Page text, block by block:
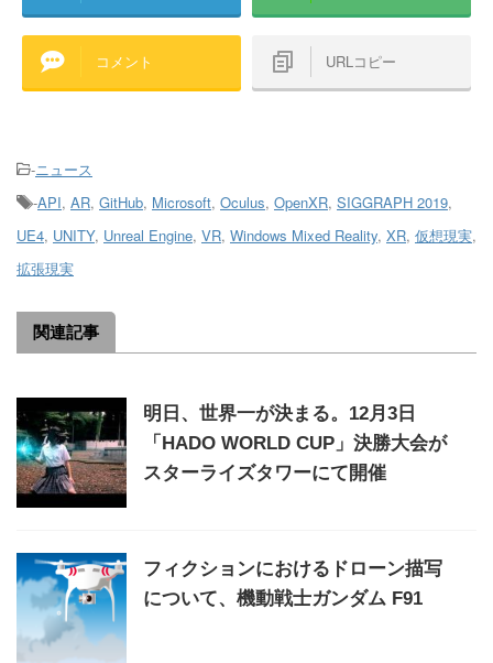
コメント URLコピー
-ニュース
-API, AR, GitHub, Microsoft, Oculus, OpenXR, SIGGRAPH 2019,
UE4, UNITY, Unreal Engine, VR, Windows Mixed Reality, XR, 仮想現実,
拡張現実
関連記事
明日、世界一が決まる。12月3日
「HADO WORLD CUP」決勝大会が
スターライズタワーにて開催
フィクションにおけるドローン描写
について、機動戦士ガンダム F91